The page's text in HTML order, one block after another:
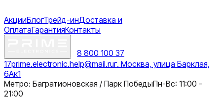
АкцииБлогТрейд-инДоставка и
ОплатаГарантияКонтакты
8 800 100 37
17prime.electronic.help@mail.ruг. Москва, улица Барклая,
6Ак1
Метро: Багратионовская / Парк ПобедыПн-Вс: 11:00 -
21:00